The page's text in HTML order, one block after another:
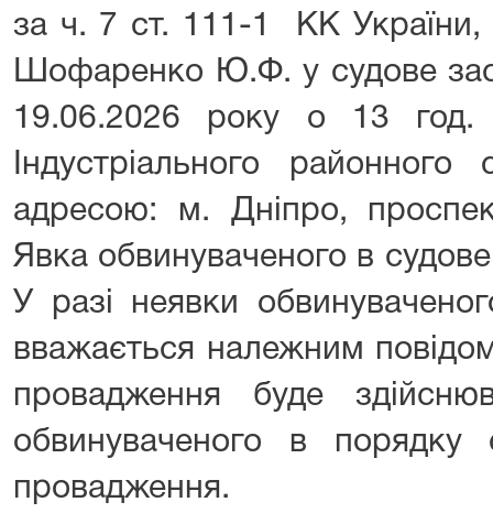
за ч. 7 ст. 111-1 КК України,
Шофаренко Ю.Ф. у судове
19.06.2026 року о 13
Індустріального
адресою: м. Дніпро,
Явка обвинуваченого в
У разі неявки
вважається належним
провадження буде
обвинуваченого в порядку
провадження.